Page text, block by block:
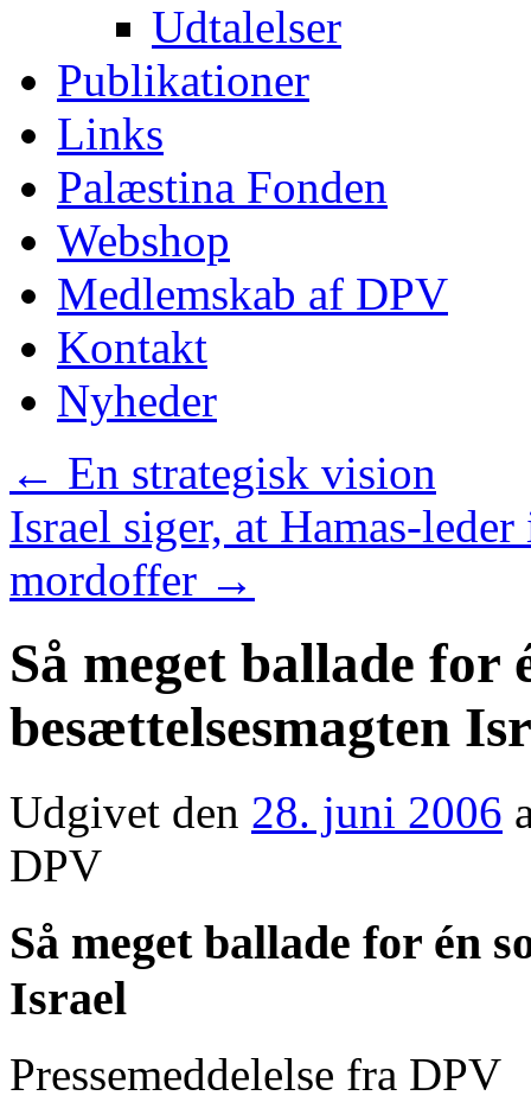
Udtalelser
Publikationer
Links
Palæstina Fonden
Webshop
Medlemskab af DPV
Kontakt
Nyheder
← En strategisk vision
Israel siger, at Hamas-
mordoffer →
Så meget ballade for
besættelsesmagten
Udgivet den 28. juni 2006
DPV
Så meget ballade for én
Israel
Pressemeddelelse fra DPV